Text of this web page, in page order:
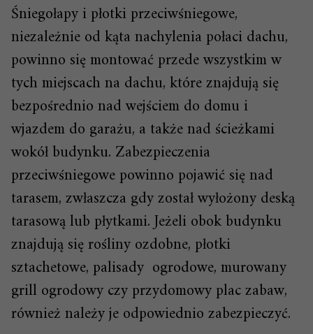
Śniegołapy i płotki przeciwśniegowe,
niezależnie od kąta nachylenia połaci dachu,
powinno się montować przede wszystkim w
tych miejscach na dachu, które znajdują się
bezpośrednio nad wejściem do domu i
wjazdem do garażu, a także nad ścieżkami
wokół budynku. Zabezpieczenia
przeciwśniegowe powinno pojawić się nad
tarasem, zwłaszcza gdy został wyłożony deską
tarasową lub płytkami. Jeżeli obok budynku
znajdują się rośliny ozdobne, płotki
sztachetowe, palisady ogrodowe, murowany
grill ogrodowy czy przydomowy plac zabaw,
również należy je odpowiednio zabezpieczyć.